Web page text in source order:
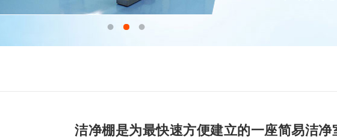
洁净棚是为最快速方便建立的一座简易洁净